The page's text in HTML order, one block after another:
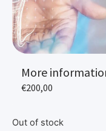
More
€200,00
Out of stock